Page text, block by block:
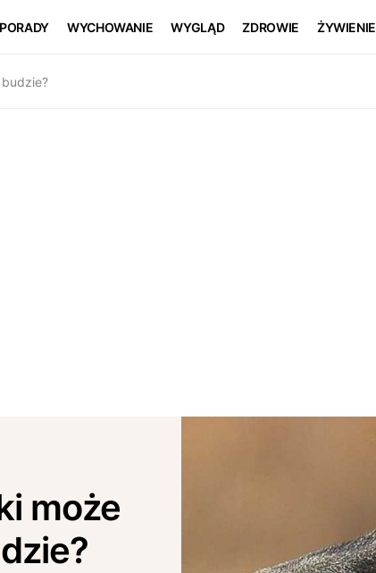
PORADY WYCHOWANIE WYGLĄD ZDROWIE ŻYWIENIE
może